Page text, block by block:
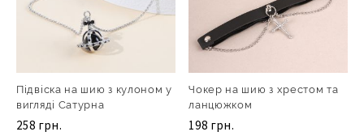
Підвіска на шию з кулоном у
вигляді Сатурна
258 грн.
Чокер на шию з хрестом та
ланцюжком
198 грн.